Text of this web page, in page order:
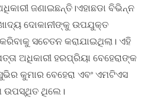
ଜଣାଇଛନ୍ତି।ଏହାଛଡା ବିଭିନ୍ନ
ଦୋକାନୀଙ୍କୁ ଉପଯୁକ୍ତ
ସଚେତନ କରାଯାଇଥିଲା। ଏହି
ଅଧିକାରୀ ହରପ୍ରିୟା ବେହେରାଙ୍କ
କୁମାର ବେହେରା ଏବଂ ଏମଟିଏସ
ଉପସ୍ଥିତ ଥିଲେ।